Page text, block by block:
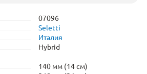
07096
Seletti
Италия
Hybrid
140 мм (14 см)